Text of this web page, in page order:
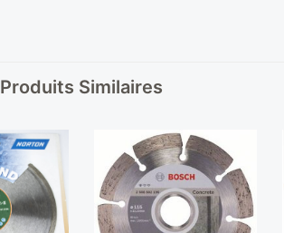
Produits Similaires